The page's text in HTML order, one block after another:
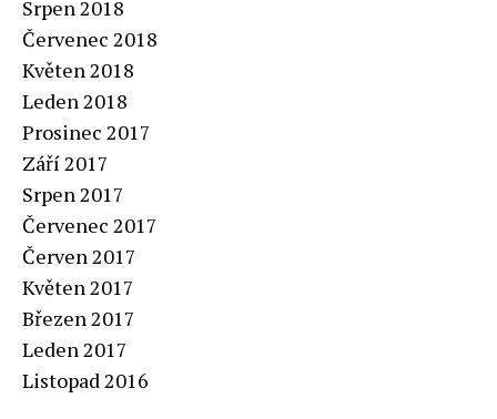
Srpen 2018
Červenec 2018
Květen 2018
Leden 2018
Prosinec 2017
Září 2017
Srpen 2017
Červenec 2017
Červen 2017
Květen 2017
Březen 2017
Leden 2017
Listopad 2016